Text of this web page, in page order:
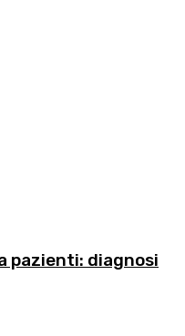
pazienti: diagnosi